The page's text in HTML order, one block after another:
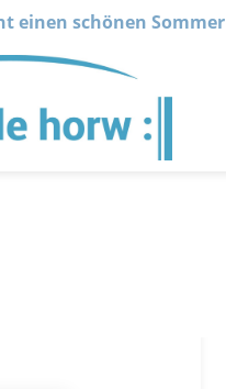
einen schönen Sommer